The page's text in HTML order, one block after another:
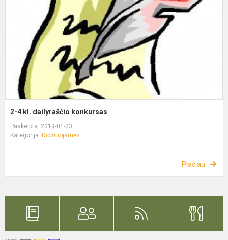
2-4 kl. dailyraščio konkursas
Paskelbta: 2019-01-23
Kategorija: Didžiuojamės
Plačiau